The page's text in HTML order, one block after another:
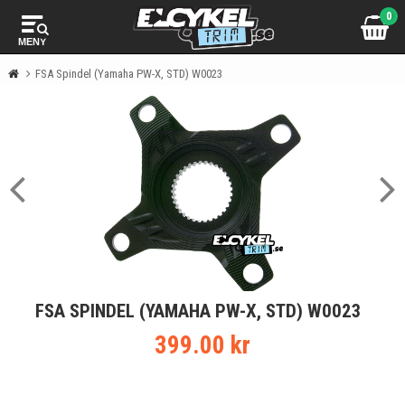
MENY
0
FSA Spindel (Yamaha PW-X, STD) W0023
FSA SPINDEL (YAMAHA PW-X, STD) W0023
399.00 kr